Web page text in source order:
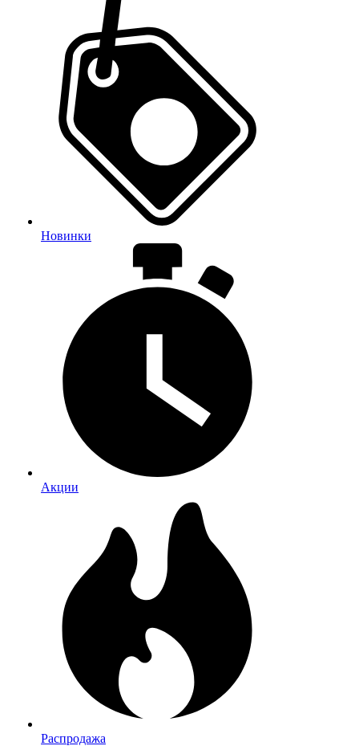
Новинки
Акции
Распродажа